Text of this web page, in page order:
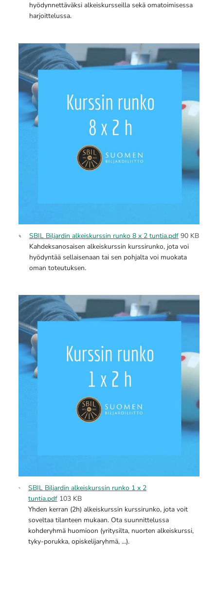
hyödynnettäväksi alkeiskursseilla sekä omatoimisessa
harjoittelussa.
SBIL Biljardin alkeiskurssin runko 8 x 2 tuntia.pdf 90 KB
Kahdeksanosaisen alkeiskurssin kurssirunko, jota voi
hyödyntää sellaisenaan tai sen pohjalta voi muokata
oman toteutuksen.
SBIL Biljardin alkeiskurssin runko 1 x 2
tuntia.pdf 103 KB
Yhden kerran (2h) alkeiskurssin kurssirunko, jota voit
soveltaa tilanteen mukaan. Ota suunnittelussa
kohderyhmä huomioon (yritysilta, nuorten alkeiskurssi,
tyky-porukka, opiskelijaryhmä, ...).